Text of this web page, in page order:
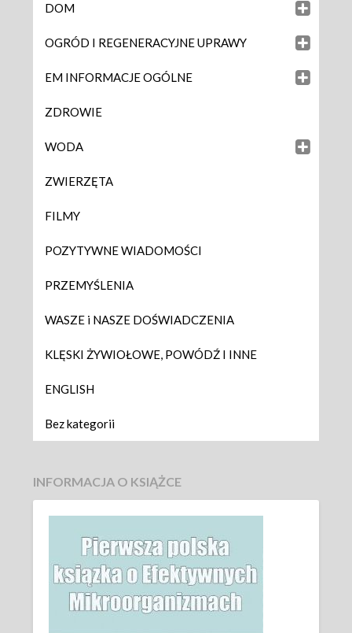
DOM
OGRÓD I REGENERACYJNE UPRAWY
EM INFORMACJE OGÓLNE
ZDROWIE
WODA
ZWIERZĘTA
FILMY
POZYTYWNE WIADOMOŚCI
PRZEMYŚLENIA
WASZE i NASZE DOŚWIADCZENIA
KLĘSKI ŻYWIOŁOWE, POWÓDŹ I INNE
ENGLISH
Bez kategorii
INFORMACJA O KSIĄŻCE